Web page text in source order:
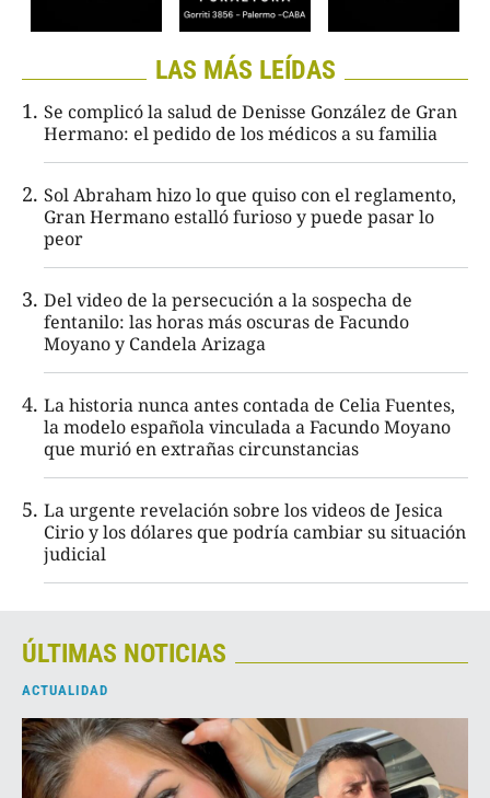
LAS MÁS LEÍDAS
Se complicó la salud de Denisse González de Gran
Hermano: el pedido de los médicos a su familia
Sol Abraham hizo lo que quiso con el reglamento,
Gran Hermano estalló furioso y puede pasar lo
peor
Del video de la persecución a la sospecha de
fentanilo: las horas más oscuras de Facundo
Moyano y Candela Arizaga
La historia nunca antes contada de Celia Fuentes,
la modelo española vinculada a Facundo Moyano
que murió en extrañas circunstancias
La urgente revelación sobre los videos de Jesica
Cirio y los dólares que podría cambiar su situación
judicial
ÚLTIMAS NOTICIAS
ACTUALIDAD